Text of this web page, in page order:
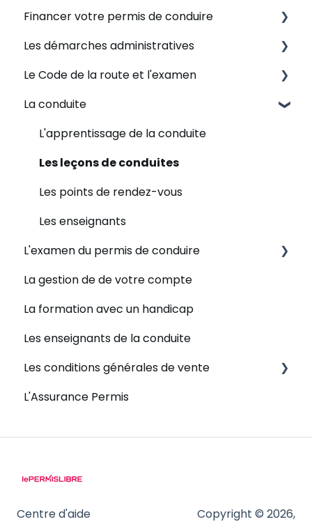
Se lancer dans une formation au permis
Les règles en auto-école
Evaluer votre situation
Les tarifs
Nous contacter
Financer votre permis de conduire
Le CPF
Les modalités de paiement
Autre modes de financement acceptés
Les démarches administratives
Quel est votre situation ?
Le NEPH
L'ANTS
Mon dossier de formation
Le Code de la route et l'examen
Plateforme de révision
Examen théorique - inscription
Examen théorique - déroulement
Examen théorique - résultat
La conduite
L'apprentissage de la conduite
Les leçons de conduites
Les points de rendez-vous
Les enseignants
L'examen du permis de conduire
Examen du permis de conduire - Inscription
Examen du permis de conduire -
La gestion de de votre compte
La formation avec un handicap
Les enseignants de la conduite
Les conditions générales de vente
Remboursement
L'Assurance Permis
Centre d'aide
Copyright © 2026,